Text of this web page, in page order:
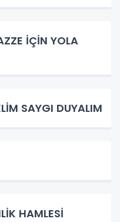
İÇİN YOLA
SAYGI DUYALIM
HAMLESİ